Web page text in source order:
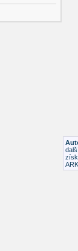
Plastové součásti